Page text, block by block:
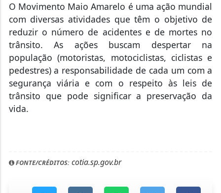
O Movimento Maio Amarelo é uma ação mundial
com diversas atividades que têm o objetivo de
reduzir o número de acidentes e de mortes no
trânsito. As ações buscam despertar na
população (motoristas, motociclistas, ciclistas e
pedestres) a responsabilidade de cada um com a
segurança viária e com o respeito às leis de
trânsito que pode significar a preservação da
vida.
FONTE/CRÉDITOS:cotia.sp.gov.br